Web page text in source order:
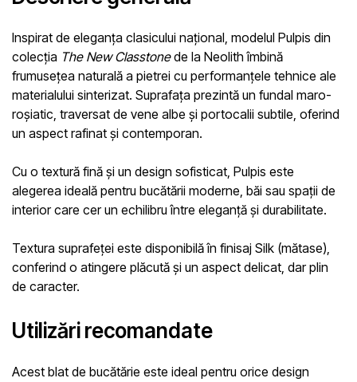
Inspirat de eleganța clasicului național, modelul Pulpis din
colecția The New Classtonede la Neolith îmbină
frumusețea naturală a pietrei cu performanțele tehnice ale
materialului sinterizat. Suprafața prezintă un fundal maro-
roșiatic, traversat de vene albe și portocalii subtile, oferind
un aspect rafinat și contemporan.
Cu o textură fină și un design sofisticat, Pulpis este
alegerea ideală pentru bucătării moderne, băi sau spații de
interior care cer un echilibru între eleganță și durabilitate.
Textura suprafeței este disponibilă în finisaj Silk (mătase),
conferind o atingere plăcută și un aspect delicat, dar plin
de caracter.
Utilizări recomandate
Acest blat de bucătărie este ideal pentru orice design